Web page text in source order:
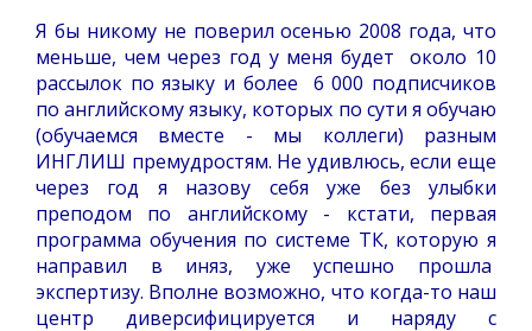
Я бы никому не поверил осенью 2008 года, что
меньше, чем через год у меня будет около 10
рассылок по языку и более 6 000 подписчиков
по английскому языку, которых по сути я обучаю
(обучаемся вместе - мы коллеги) разным
ИНГЛИШ премудростям. Не удивлюсь, если еще
через год я назову себя уже без улыбки
преподом по английскому - кстати, первая
программа обучения по системе ТК, которую я
направил в иняз, уже успешно прошла
экспертизу. Вполне возможно, что когда-то наш
центр диверсифицируется и наряду с